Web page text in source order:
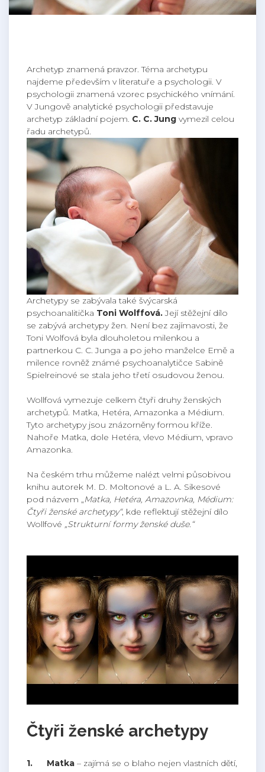
Archetyp znamená pravzor. Téma archetypu
najdeme především v literatuře a psychologii. V
psychologii znamená vzorec psychického vnímání.
V Jungově analytické psychologii představuje
archetyp základní pojem. C. C. Jung vymezil celou
řadu archetypů.
Archetypy se zabývala také švýcarská
psychoanalitička Toni Wolffová.Její stěžejní dílo
se zabývá archetypy žen. Není bez zajímavosti, že
Toni Wolfová byla dlouholetou milenkou a
partnerkou C. C. Junga a po jeho manželce Emě a
milence rovněž známé psychoanalytičce Sabině
Spielreinové se stala jeho třetí osudovou ženou.
Wollfová vymezuje celkem čtyři druhy ženských
archetypů. Matka, Hetéra, Amazonka a Médium.
Tyto archetypy jsou znázorněny formou kříže.
Nahoře Matka, dole Hetéra, vlevo Médium, vpravo
Amazonka.
Na českém trhu můžeme nalézt velmi působivou
knihu autorek M. D. Moltonové a L. A. Sikesové
pod názvem „
Matka, Hetéra, Amazovnka, Médium:
Čtyři ženské archetypy“, kde reflektují stěžejní dílo
Wollfové
„Strukturní formy ženské duše.“
Čtyři ženské archetypy
1. Matka – zajímá se o blaho nejen vlastních dětí,